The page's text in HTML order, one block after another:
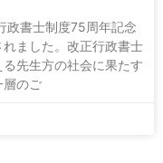
書士制度75周年記念
ました。改正行政書士
先生方の社会に果たす
層のご